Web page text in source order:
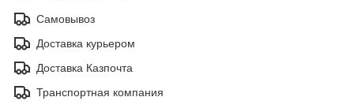
Самовывоз
Доставка курьером
Доставка Казпочта
Транспортная компания